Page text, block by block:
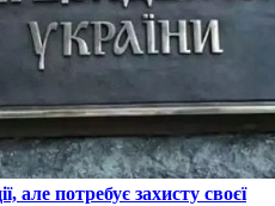
але потребує захисту своєї